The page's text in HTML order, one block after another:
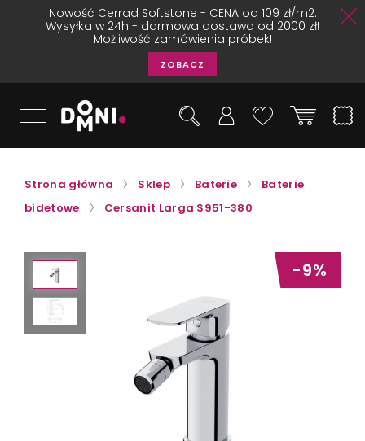
Nowość Cerrad Softstone - CENA od 109 zł/m2.
Wysyłka w 24h - darmowa dostawa od 2000 zł!
Możliwość zamówienia próbek!
ZOBACZ
Strona główna Sklep Baterie
Baterie
bidetowe
Cersanit Larga S951-380
-9%